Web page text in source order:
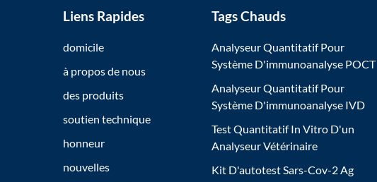
Liens Rapides
domicile
à propos de nous
des produits
soutien technique
honneur
nouvelles
Tags Chauds
Analyseur Quantitatif Pour
Système D'immunoanalyse POCT
Analyseur Quantitatif Pour
Système D'immunoanalyse IVD
Test Quantitatif In Vitro D'un
Analyseur Vétérinaire
Kit D'autotest Sars-Cov-2 Ag